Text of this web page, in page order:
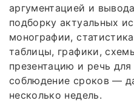
аргументацией и
подборку актуальных
монографии,
таблицы, графики,
презентацию и речь
соблюдение сроков —
несколько недель.